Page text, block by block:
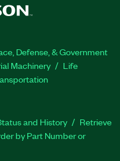
Defense, & Government
Machinery
Life
and History
Retrieve
by Part Number or